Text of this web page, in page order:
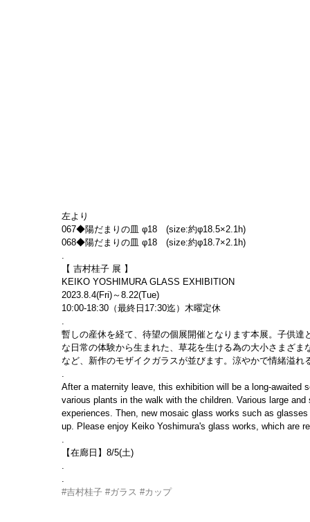
左より
067◆陽だまりの皿 φ18　(size:約φ18.5×2.1h)
068◆陽だまりの皿 φ18　(size:約φ18.7×2.1h)
【 吉村桂子 展 】
KEIKO YOSHIMURA GLASS EXHIBITION
2023.8.4(Fri)～8.22(Tue)
10:00-18:30（最終日17:30迄）木曜定休
暫しの産休を経て、待望の個展開催となります本展。子供
な日常の体験から生まれた、草花を生ける為の大小さまざ
など、新作のモザイクガラスが並びます。涼やかで情緒溢
After a maternity leave, this exhibition will be a long-
various plants in the walk with the children. Various large
experiences. Then, new mosaic glass works such as
up. Please enjoy Keiko Yoshimura's glass works, which are
【在廊日】8/5(土)
#吉村桂子 #ガラス #カップ